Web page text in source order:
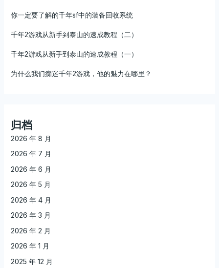
你一定要了解的千年sf中的装备回收系统
千年2游戏从新手到泰山的速成教程（二）
千年2游戏从新手到泰山的速成教程（一）
为什么我们痴迷千年2游戏，他的魅力在哪里？
归档
2026 年 8 月
2026 年 7 月
2026 年 6 月
2026 年 5 月
2026 年 4 月
2026 年 3 月
2026 年 2 月
2026 年 1 月
2025 年 12 月